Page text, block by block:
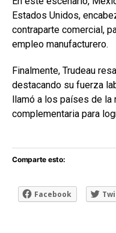
Estados Unidos,
contraparte comercial,
empleo manufacturero.
Finalmente, Trudeau
destacando su fuerza
llamó a los países de
complementaria para
Comparte esto:
Facebook